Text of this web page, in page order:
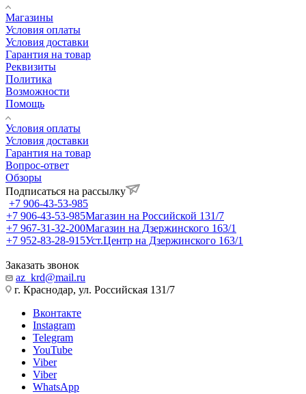
Магазины
Условия оплаты
Условия доставки
Гарантия на товар
Реквизиты
Политика
Возможности
Помощь
Условия оплаты
Условия доставки
Гарантия на товар
Вопрос-ответ
Обзоры
Подписаться на рассылку
+7 906-43-53-985
+7 906-43-53-985Магазин на Российской 131/7
+7 967-31-32-200Магазин на Дзержинского 163/1
+7 952-83-28-915Уст.Центр на Дзержинского 163/1
Заказать звонок
az_krd@mail.ru
г. Краснодар, ул. Российская 131/7
Вконтакте
Instagram
Telegram
YouTube
Viber
Viber
WhatsApp